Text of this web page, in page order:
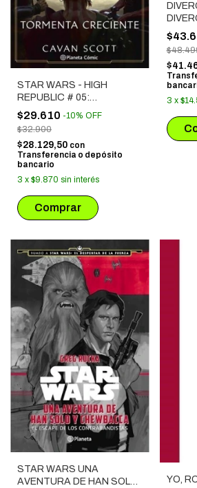
STAR WARS - HIGH
REPUBLIC # 05:
TORMENTA CRECIENTE
$29.610 -10% OFF
$32.900
$28.129,50 con
Transferencia o depósito
bancario
3 x $9.870 sin interés
3 x
STAR WARS UNA
AVENTURA DE HAN SOLO
YO,